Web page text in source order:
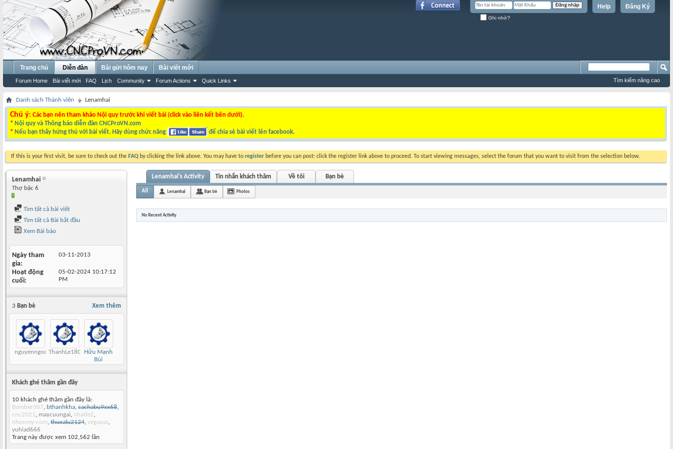
Đăng Ký
Help
Ghi nhớ?
Trang chủ Diễn đàn
Forum Home Bài viết mới FAQ Lịch Community Forum Actions Quick Links
Bài gửi hôm nay Bài viết mới
Tìm kiếm nâng cao
Danh sách Thành viên Lenamhai
Chú ý: Các bạn nên tham khảo Nội quy trước khi viết bài (click vào liên kết bên dưới).
* Nội quy và Thông báo diễn đàn CNCProVN.com
* Nếu bạn thấy hứng thú với bài viết. Hãy dùng chức năng để chia sẻ bài viết lên facebook.
If this is your first visit, be sure to check out the FAQ by clicking the link above. You may have to register before you can post: click the register link above to proceed. To start viewing messages, select the forum that you want to visit from the selection below.
Lenamhai
Thợ bậc 6
Tìm tất cả bài viết
Tìm tất cả Bài bắt đầu
Xem Bài báo
Ngày tham
gia
03-11-2013
Hoạt động
cuối
05-02-2024 10:17:12
PM
Xem thêm
3 Bạn bè
nguyenngoctuanThanhLe180568Hữu Mạnh
Bùi
Khách ghé thăm gần đây
10 khách ghé thăm gần đây là:
Bomber007, bthanhkha, cachabu9xx68,
cnc2021, maycuungai, nhatle2,
nhonmy-com, thuxalu2124, vegasuz,
yuhiad666
Trang này được xem 102,562 lần
Lenamhai's Activity Tin nhắn khách thăm Về tôi Bạn bè
All Lenamhai Bạn bè Photos
No Recent Activity